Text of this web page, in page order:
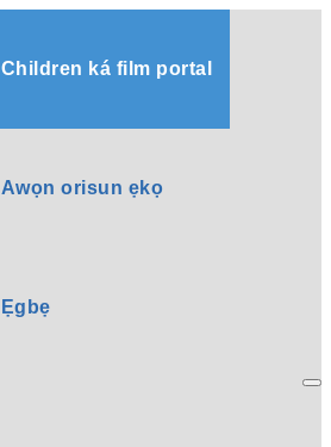
Children ká film portal
Awọn orisun ẹkọ
Ẹgbẹ